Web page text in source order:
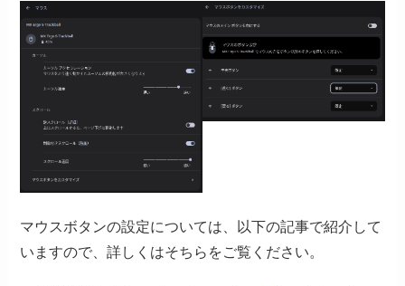
マウスボタンの設定については、以下の記事で紹介して
いますので、詳しくはそちらをご覧ください。